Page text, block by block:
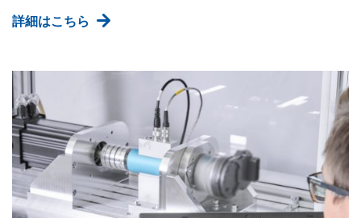
詳細はこちら